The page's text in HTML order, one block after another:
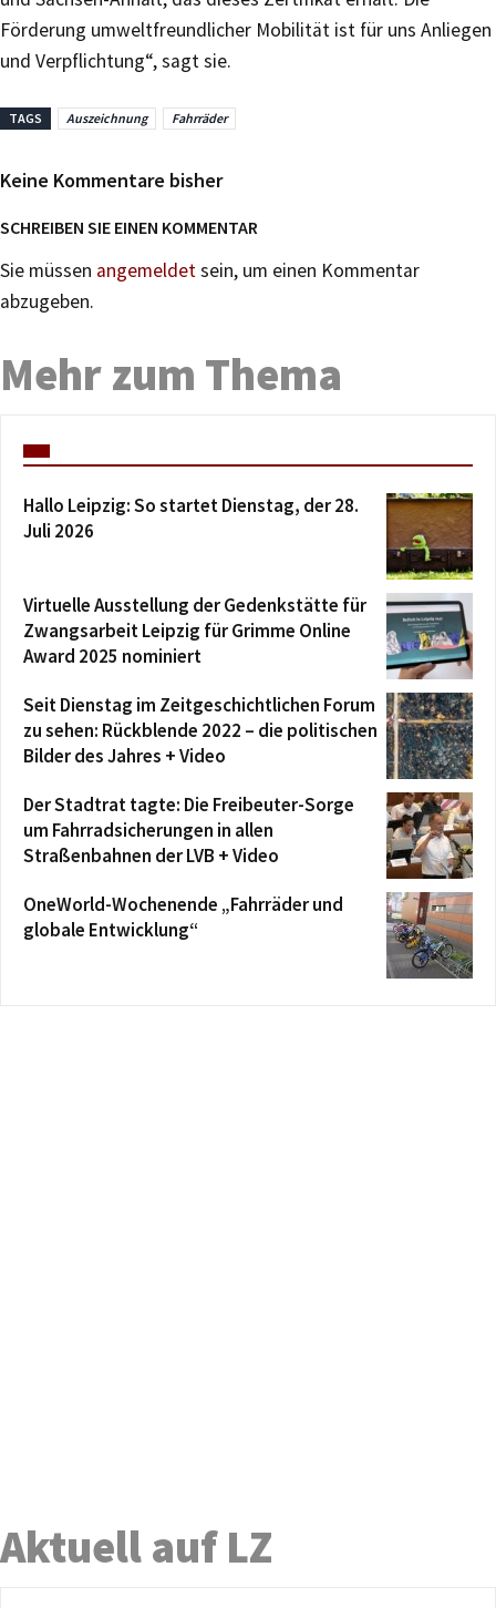
Förderung umweltfreundlicher Mobilität ist für uns Anliegen
und Verpflichtung“, sagt sie.
TAGS Auszeichnung Fahrräder
Keine Kommentare bisher
SCHREIBEN SIE EINEN KOMMENTAR
Sie müssen angemeldetsein, um einen Kommentar
abzugeben.
Mehr zum Thema
Hallo Leipzig: So startet Dienstag, der 28.
Juli 2026
Virtuelle Ausstellung der Gedenkstätte für
Zwangsarbeit Leipzig für Grimme Online
Award 2025 nominiert
Seit Dienstag im Zeitgeschichtlichen Forum
zu sehen: Rückblende 2022 – die politischen
Bilder des Jahres + Video
Der Stadtrat tagte: Die Freibeuter-Sorge
um Fahrradsicherungen in allen
Straßenbahnen der LVB + Video
OneWorld-Wochenende „Fahrräder und
globale Entwicklung“
Aktuell auf LZ